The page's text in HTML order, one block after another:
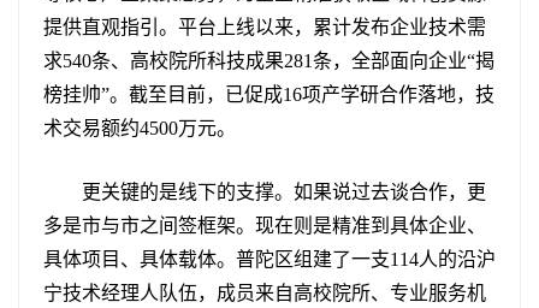
提供直观指引。平台上线以来，累计发布企业技术需
求540条、高校院所科技成果281条，全部面向企业“揭
榜挂帅”。截至目前，已促成16项产学研合作落地，技
术交易额约4500万元。
更关键的是线下的支撑。如果说过去谈合作，更
多是市与市之间签框架。现在则是精准到具体企业、
具体项目、具体载体。普陀区组建了一支114人的沿沪
宁技术经理人队伍，成员来自高校院所、专业服务机